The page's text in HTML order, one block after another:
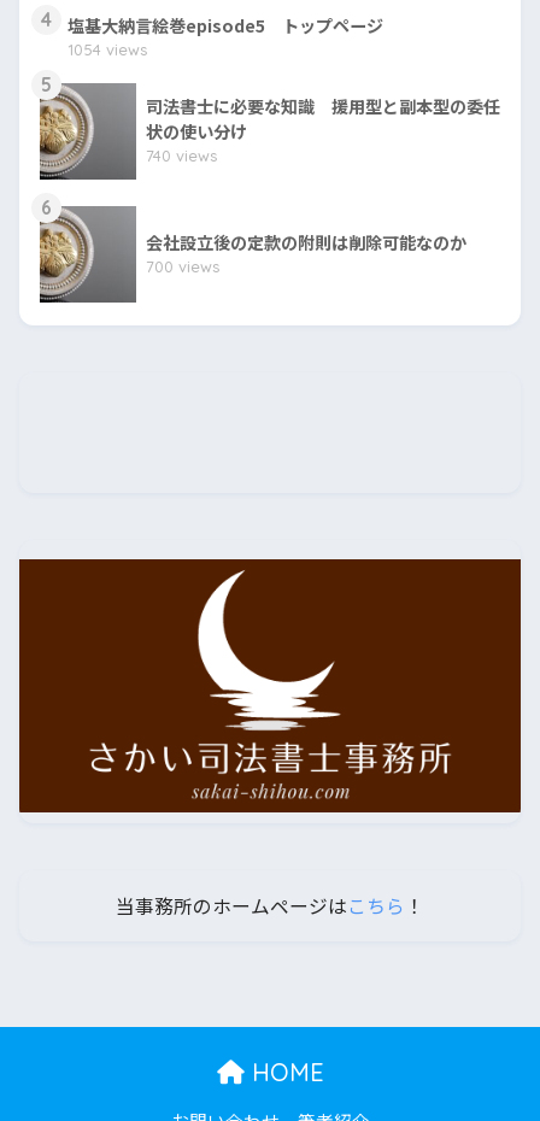
4 塩基大納言絵巻episode5 トップページ
1054 views
5
司法書士に必要な知識 援用型と副本型の委任
状の使い分け
740 views
6
会社設立後の定款の附則は削除可能なのか
700 views
当事務所のホームページはこちら ！
HOME